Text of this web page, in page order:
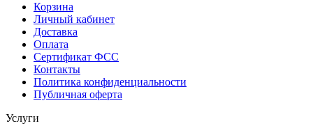
Корзина
Личный кабинет
Доставка
Оплата
Сертификат ФСС
Контакты
Политика конфиденциальности
Публичная оферта
Услуги